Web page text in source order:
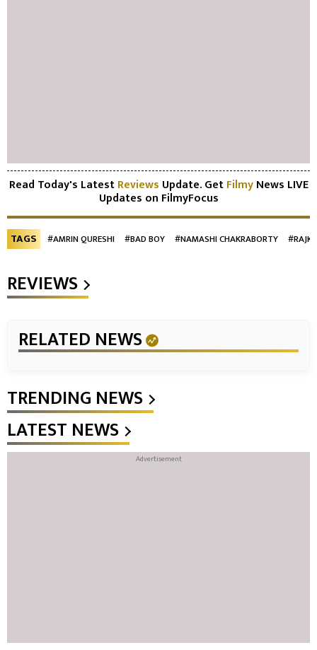
Read Today's LatestReviews Update. GetFilmyNews LIVE
Updates on FilmyFocus
TAGS #AMRIN QURESHI #BAD BOY #NAMASHI CHAKRABORTY
REVIEWS
RELATED NEWS
TRENDING NEWS
LATEST NEWS